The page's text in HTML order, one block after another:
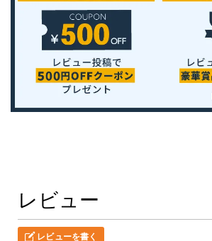
レビュー
レビューを書く